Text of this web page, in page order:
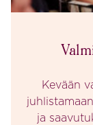
Kevään
ja